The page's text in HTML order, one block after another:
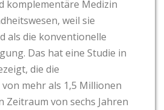
komplementäre Medizin
weil sie
als die konventionelle
Das hat eine Studie in
die die
mehr als 1,5 Millionen
Zeitraum von sechs Jahren